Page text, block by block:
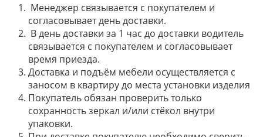
Менеджер связывается с покупателем и
согласовывает день доставки.
В день доставки за 1 час до доставки водитель
связывается с покупателем и согласовывает
время приезда.
Доставка и подъём мебели осуществляется с
заносом в квартиру до места установки изделия
Покупатель обязан проверить только
сохранность зеркал и/или стёкол внутри
упаковки.